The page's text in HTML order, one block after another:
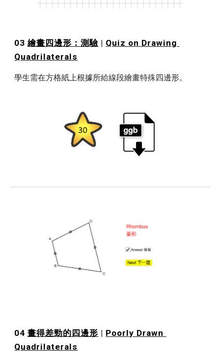
03 繪畫四邊形：測驗 | Quiz on Drawing
Quadrilaterals
學生需在方格紙上根據所給線段繪畫特殊四邊形。
04 畫得差勁的四邊形 | Poorly Drawn
Quadrilaterals